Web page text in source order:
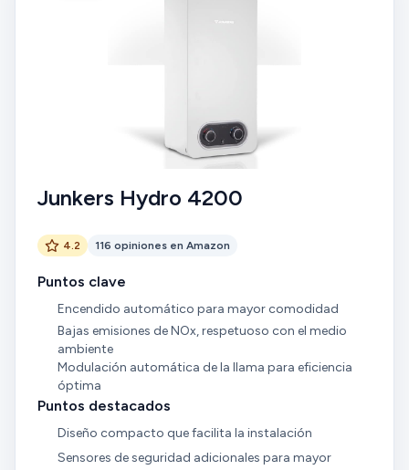
Junkers Hydro 4200
4.2 116 opiniones en Amazon
Puntos clave
Encendido automático para mayor comodidad
Bajas emisiones de NOx, respetuoso con el medio
ambiente
Modulación automática de la llama para eficiencia
óptima
Puntos destacados
Diseño compacto que facilita la instalación
Sensores de seguridad adicionales para mayor